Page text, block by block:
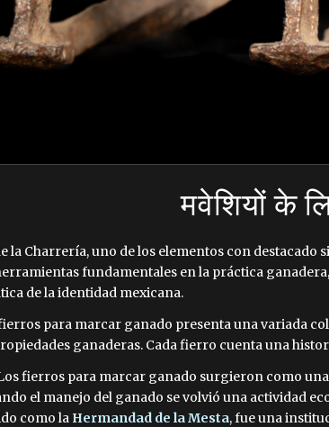
मवेशियों के
la Charrería, uno de los elementos con
fundamentales en la práctica
de la identidad mexicana.
para marcar ganado presenta una variada
ganaderas. Cada fierro cuenta una
fierros para marcar ganado surgieron como
el manejo del ganado se volvió una actividad
como la Hermandad de la Mesta, fue una